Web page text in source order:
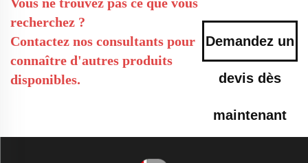
recherchez ?
Contactez nos consultants pour
connaître d'autres produits
disponibles.
Demandez un
devis dès
maintenant